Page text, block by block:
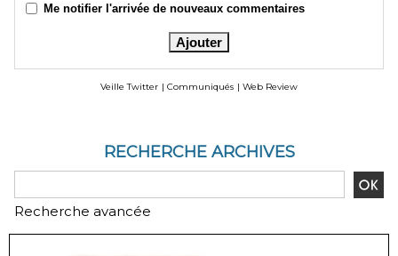
Me notifier l'arrivée de nouveaux commentaires
Veille Twitter | Communiqués | Web Review
RECHERCHE ARCHIVES
Recherche avancée